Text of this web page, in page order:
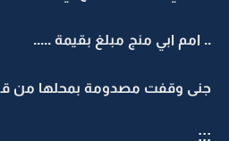
.. امم ابي منج مبلغ بقيمة .....
جنى وقفت مصدومة بمحلها من
:::